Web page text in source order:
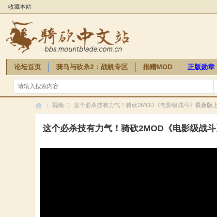
收藏本站
论坛首页 骑马与砍杀2：战帆专区 捐赠MOD 正版勋章
骑砍周边
骑 »
视频
»
这个必杀技有力气！骑砍2MOD《电影级战斗》最新版
这个必杀技有力气！骑砍2MOD《电影级战